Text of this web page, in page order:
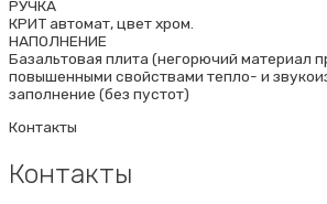
РУЧКА
КРИТ автомат, цвет хром.
НАПОЛНЕНИЕ
Базальтовая плита (негорючий материал
повышенными свойствами тепло- и
заполнение (без пустот)
Контакты
Контакты